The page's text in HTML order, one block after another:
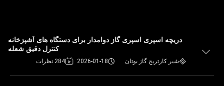
دریچه اسپری اسپری گاز دوامدار برای دستگاه های آشپزخانه
کنترل دقیق شعله
شیر کارتریج گاز بوتان 2026-01-18 284 نظرات